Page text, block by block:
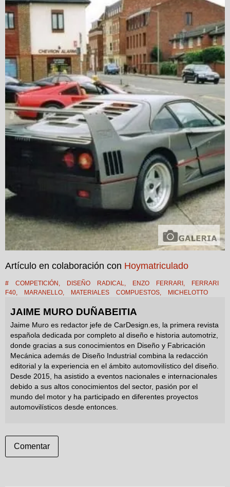
Artículo en colaboración con Hoymatriculado
# COMPETICIÓN , DISEÑO RADICAL, ENZO FERRARI ,
FERRARI
F40, MARANELLO, MATERIALES COMPUESTOS, MICHELOTTO
JAIME MURO DUÑABEITIA
Jaime Muro es redactor jefe de CarDesign.es, la primera revista
española dedicada por completo al diseño e historia automotriz,
donde gracias a sus conocimientos en Diseño y Fabricación
Mecánica además de Diseño Industrial combina la redacción
editorial y la experiencia en el ámbito automovilístico del diseño.
Desde 2015, ha asistido a eventos nacionales e internacionales
debido a sus altos conocimientos del sector, pasión por el
mundo del motor y ha participado en diferentes proyectos
automovilísticos desde entonces.
Comentar